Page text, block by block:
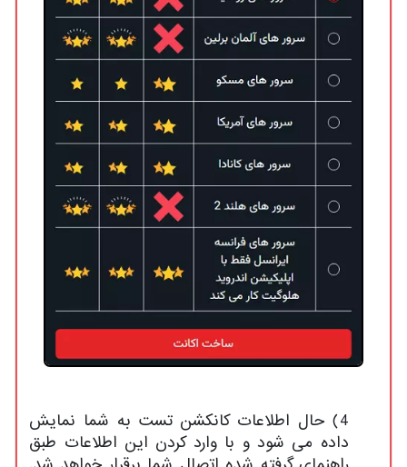
4) حال اطلاعات کانکشن تست به شما نمایش
داده می شود و با وارد کردن این اطلاعات طبق